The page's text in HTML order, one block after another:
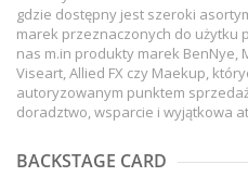
gdzie dostępny jest szeroki
marek przeznaczonych do użytku
nas m.in produkty marek BenNye,
Viseart, Allied FX czy Maekup,
autoryzowanym punktem
doradztwo, wsparcie i wyjątkowa
BACKSTAGE CARD